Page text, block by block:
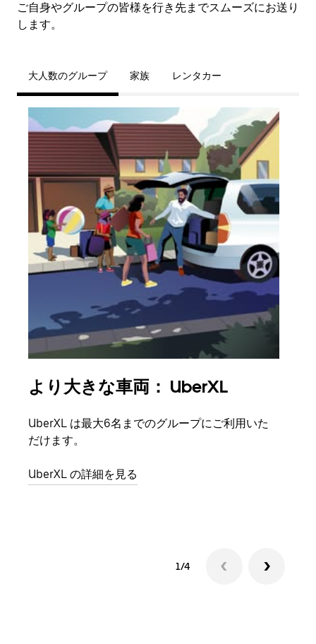
ご自身やグループの皆様を行き先までスムーズにお送り
します。
大人数のグループ 家族 レンタカー
より大きな車両： UberXL
UberXL は最大6名までのグループにご利用いた
だけます。
UberXL の詳細を見る
1/4